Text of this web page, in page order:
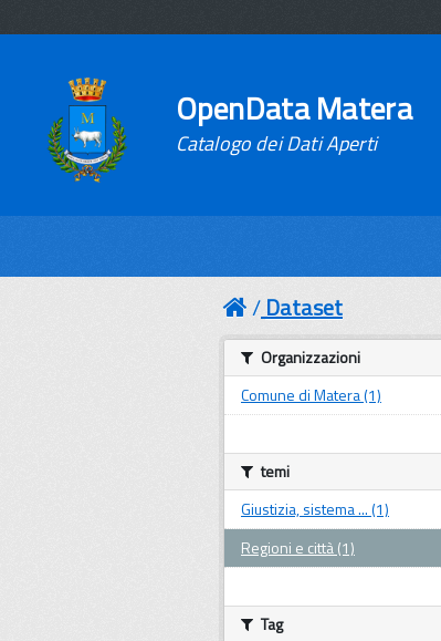
OpenData Matera
Catalogo dei Dati Aperti
Dataset
Organizzazioni
Comune di Matera (1)
temi
Giustizia, sistema ... (1)
Regioni e città (1)
Tag